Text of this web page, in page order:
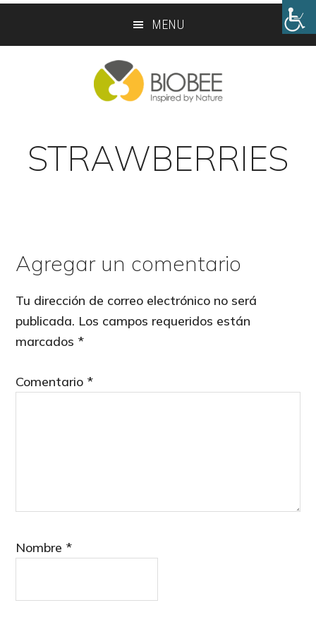
MENU
STRAWBERRIES
Reader
Interactions
Agregar un comentario
Tu dirección de correo electrónico no será
publicada. Los campos requeridos están
marcados *
Comentario *
Nombre *